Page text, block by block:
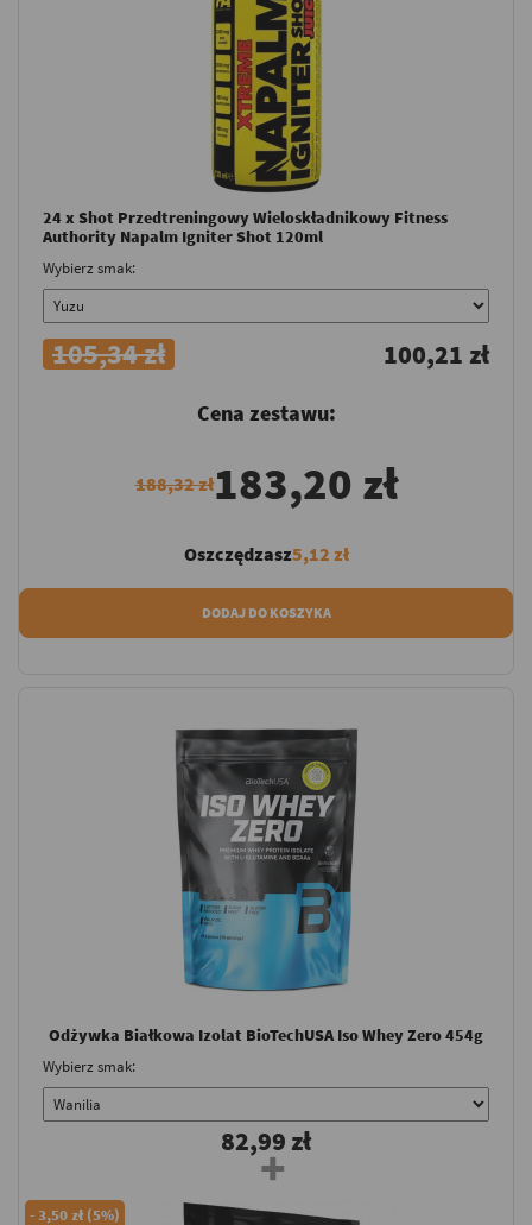
24 x Shot Przedtreningowy Wieloskładnikowy Fitness
Authority Napalm Igniter Shot 120ml
Wybierz smak:
105,34 zł 100,21 zł
Cena zestawu:
188,32 zł183,20 zł
Oszczędzasz5,12 zł
DODAJ DO KOSZYKA
Odżywka Białkowa Izolat BioTechUSA Iso Whey Zero 454g
Wybierz smak:
82,99 zł
-3,50 zł (5%)